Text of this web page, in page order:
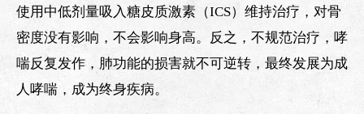
使用中低剂量吸入糖皮质激素（ICS）维持治疗，对骨
密度没有影响，不会影响身高。反之，不规范治疗，哮
喘反复发作，肺功能的损害就不可逆转，最终发展为成
人哮喘，成为终身疾病。